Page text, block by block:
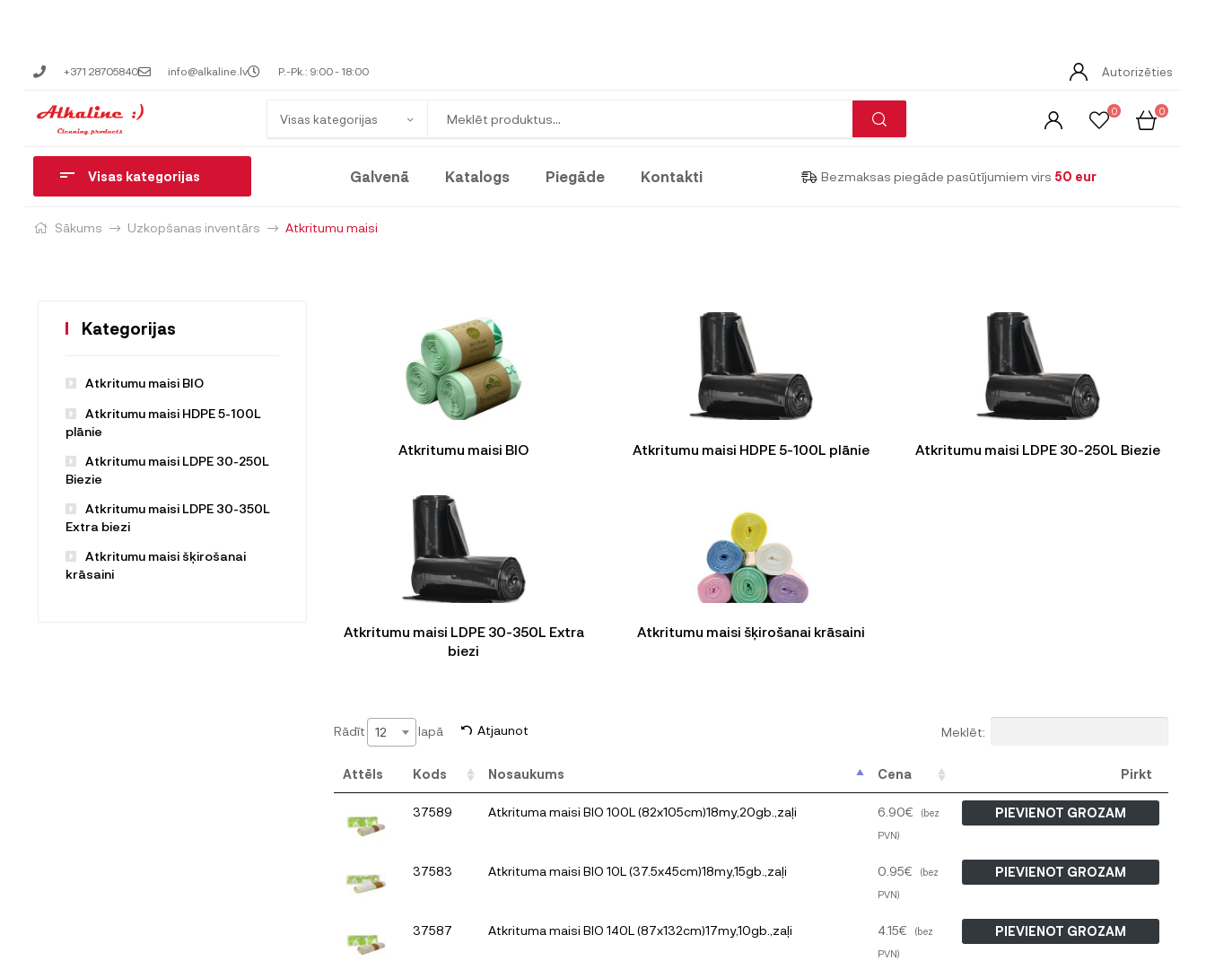
+371 28705840 info@alkaline.lv P.-Pk.: 9:00 - 18:00 Autorizēties
Visas kategorijas
0 0
Visas kategorijas Galvenā Katalogs Piegāde Kontakti Bezmaksas piegāde pasūtījumiem virs 50 eur
Sākums Uzkopšanas inventārs Atkritumu maisi
Atkritumu maisi BIO Atkritumu maisi HDPE 5-100L plānie Atkritumu maisi LDPE 30-250L Biezie
Atkritumu maisi LDPE 30-350L Extra
biezi
Atkritumu maisi šķirošanai krāsaini
Rādīt 12 lapā Atjaunot Meklēt:
Attēls Kods Nosaukums Cena Pirkt
37589 Atkrituma maisi BIO 100L (82x105cm)18my,20gb.,zaļi 6.90€
(bez
PVN)
PIEVIENOT GROZAM
37583 Atkrituma maisi BIO 10L (37.5x45cm)18my,15gb.,zaļi 0.95€
(bez
PVN)
PIEVIENOT GROZAM
37587 Atkrituma maisi BIO 140L (87x132cm)17my,10gb.,zaļi 4.15€
(bez
PVN)
PIEVIENOT GROZAM
Kategorijas
Atkritumu maisi BIO
Atkritumu maisi HDPE 5-100L
plānie
Atkritumu maisi LDPE 30-250L
Biezie
Atkritumu maisi LDPE 30-350L
Extra biezi
Atkritumu maisi šķirošanai
krāsaini